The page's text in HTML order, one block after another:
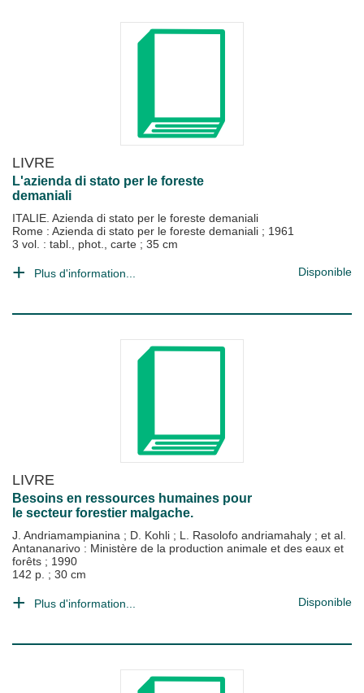
LIVRE
L'azienda di stato per le foreste
demaniali
ITALIE. Azienda di stato per le foreste demaniali
Rome : Azienda di stato per le foreste demaniali ; 1961
3 vol. : tabl., phot., carte ; 35 cm
Plus d'information... Disponible
LIVRE
Besoins en ressources humaines pour
le secteur forestier malgache.
J. Andriamampianina ; D. Kohli ; L. Rasolofo andriamahaly ; et al.
Antananarivo : Ministère de la production animale et des eaux et
forêts ; 1990
142 p. ; 30 cm
Plus d'information... Disponible